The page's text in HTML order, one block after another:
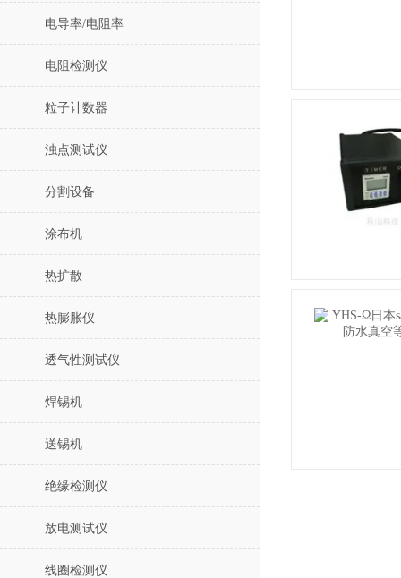
电导率/电阻率
电阻检测仪
粒子计数器
浊点测试仪
分割设备
涂布机
热扩散
热膨胀仪
透气性测试仪
焊锡机
送锡机
绝缘检测仪
放电测试仪
线圈检测仪